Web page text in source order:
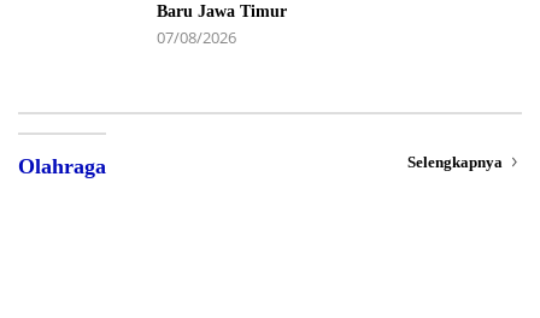
Baru Jawa Timur
07/08/2026
Olahraga Selengkapnya